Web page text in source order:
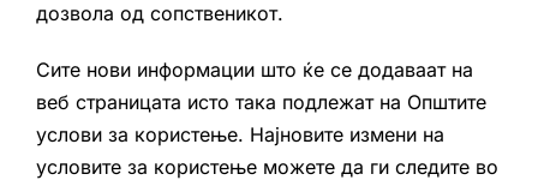
дозвола од сопственикот.
Сите нови информации што ќе се додаваат на
веб страницата исто така подлежат на Општите
услови за користење. Најновите измени на
условите за користење можете да ги следите во